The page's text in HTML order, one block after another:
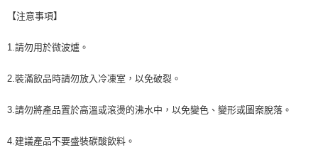
【注意事項】
1.請勿用於微波爐。
2.裝滿飲品時請勿放入冷凍室，以免破裂。
3.請勿將產品置於高溫或滾燙的沸水中，以免變色、變形或圖案脫落。
4.建議產品不要盛裝碳酸飲料。